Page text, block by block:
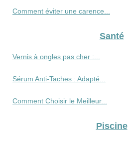
Comment éviter une carence...
Santé
Vernis à ongles pas cher :...
Sérum Anti-Taches : Adapté...
Comment Choisir le Meilleur...
Piscine